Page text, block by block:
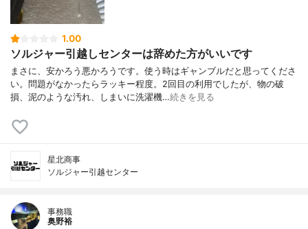
1.00
ソルジャー引越しセンターは辞めた方がいいです
まさに、安かろう悪かろうです。使う時はギャンブルだと思ってくださ
い。問題がなかったらラッキー程度。2回目の利用でしたが、物の破
損、泥のような汚れ、しまいに洗濯機…続きを見る
星北商事
ソルジャー引越センター
事務職
奥野裕